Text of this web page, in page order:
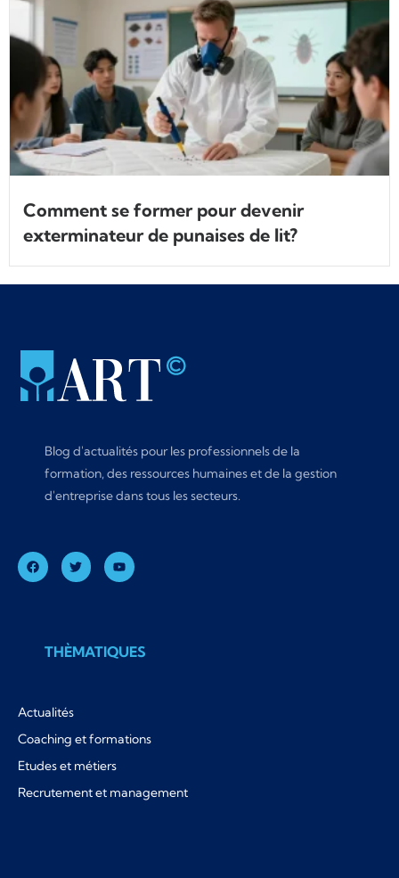
Comment se former pour devenir
exterminateur de punaises de lit?
Blog d'actualités pour les professionnels de la
formation, des ressources humaines et de la gestion
d'entreprise dans tous les secteurs.
THÈMATIQUES
Actualités
Coaching et formations
Etudes et métiers
Recrutement et management